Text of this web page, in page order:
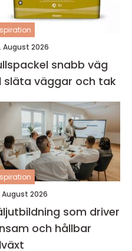
August 2026
snabb väg
släta väggar och tak
August 2026
som driver
och hållbar